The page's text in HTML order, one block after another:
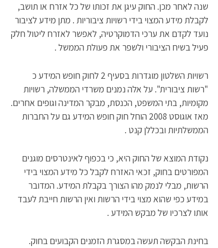
שנה לאחר מכן. החוק עיגן את זכותו של כל אזרח או תושב,
לקבלת מידע המצוי בידי רשויות ציבוריות . מתן מידע לציבור
נועד לקדם את ערכי הדמוקרטיה, לאפשר לאזרח ליטול חלק
פעיל בשיח הציבורי ולשפר את פעולת הממשל .
רשויות השלטון מוגדרות בסעיף 2 לחוק חופש המידע כ
"רשות ציבורית". על אלה נמנים משרדי הממשלה, רשויות
מקומיות, בתי המשפט, הכנסת, מבקר המדינה וגופים אחרים.
מאז אוגוסט 2008 הוחל חוק חופש המידע גם על החברות
הממשלתיות ובכללן קנט .
נקודת המוצא של החוק היא, כי בכפוף לאינטרסים מוגנים
המפורטים בחוק, זכאי האזרח לקבל כל מידע המצוי בידי
הרשות, מבלי לנמק מהו הצורך בקבלת המידע. המדובר
במידע כפי שהוא מצוי בידי הרשות ואין הרשות חייבת לעבד
אותו לצרכיו של מבקש המידע .
בחינת הבקשה תעשה במסגרת הזמנים הקבועים בחוק.